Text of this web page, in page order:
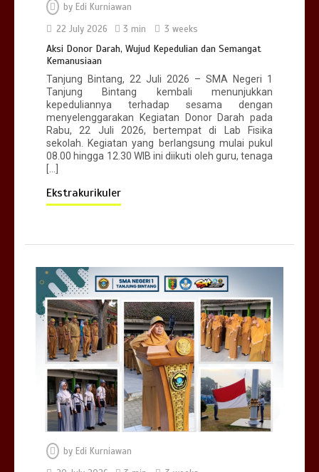
by Edi Kurniawan
22 July 2026
3 min 3 weeks
Aksi Donor Darah, Wujud Kepedulian dan Semangat
Kemanusiaan
Tanjung Bintang, 22 Juli 2026 – SMA Negeri 1
Tanjung Bintang kembali menunjukkan
kepeduliannya terhadap sesama dengan
menyelenggarakan Kegiatan Donor Darah pada
Rabu, 22 Juli 2026, bertempat di Lab Fisika
sekolah. Kegiatan yang berlangsung mulai pukul
08.00 hingga 12.30 WIB ini diikuti oleh guru, tenaga
Ekstrakurikuler
by Edi Kurniawan